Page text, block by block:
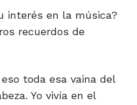
interés en la música?
recuerdos de
toda esa vaina del
Yo vivía en el